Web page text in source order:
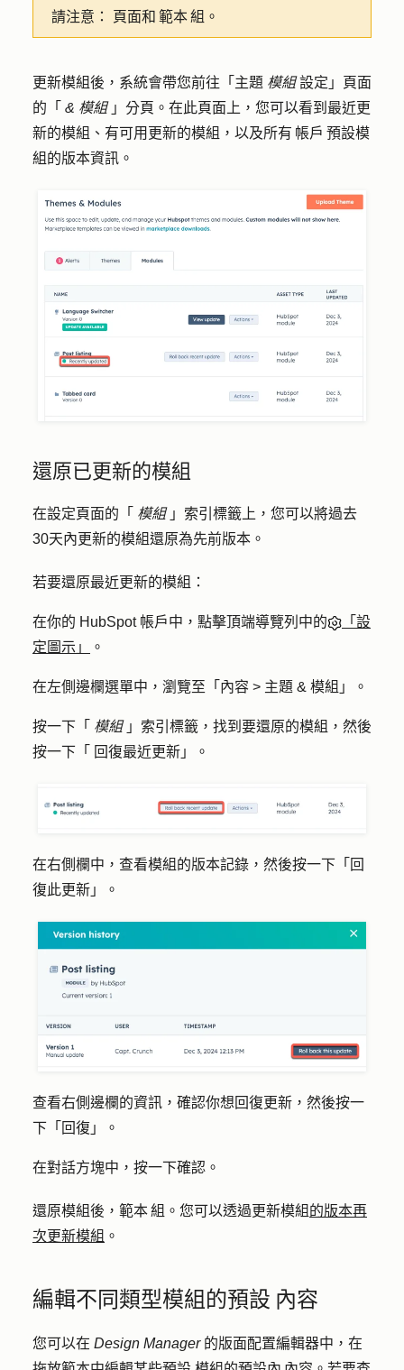
請注意： 頁面和 範本 組。
更新模組後，系統會帶您前往「主題 模組設定」頁面
的「 & 模組」分頁。在此頁面上，您可以看到最近更
新的模組、有可用更新的模組，以及所有 帳戶 預設模
組的版本資訊。
還原已更新的模組
在設定頁面的「 模組」索引標籤上，您可以將過去
30天內更新的模組還原為先前版本。
若要還原最近更新的模組：
在你的 HubSpot 帳戶中，點擊頂端導覽列中的
「設
定圖示」
。
在左側邊欄選單中，瀏覽至「 內容 > 主題 & 模組 」。
按一下「 模組」索引標籤，找到要還原的模組，然後
按一下「
回復最近更新 」。
在右側欄中，查看模組的版本記錄，然後按一下「 回
復此更新 」。
查看右側邊欄的資訊，確認你想回復更新，然後按一
下「 回復 」。
在對話方塊中，按一下確認 。
還原模組後，範本 組。您可以透過更新模組的版本再
次更新模組 。
編輯不同類型模組的預設 內容
您可以在 Design Manager的版面配置編輯器中，在